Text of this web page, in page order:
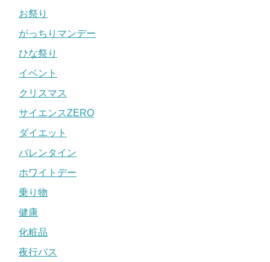
お祭り
がっちりマンデー
ひな祭り
イベント
クリスマス
サイエンスZERO
ダイエット
バレンタイン
ホワイトデー
乗り物
健康
化粧品
夜行バス